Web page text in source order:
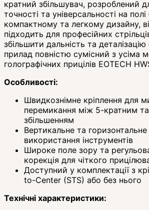
кратний збільшувач, розроблений
точності та універсальності на
компактному та легкому дизайну,
підходить для професійних
збільшити дальність та
прилад повністю сумісний з усіма
голографічних прицілів EOTECH
Особливості:
Швидкознімне кріплення для
перемикання між 5-кратним
збільшенням
Вертикальне та
використання інструментів
Широке поле зору та
корекція для чіткого
Доступний у комплектації з
to-Center (STS) або без нього
Технічні характеристики: